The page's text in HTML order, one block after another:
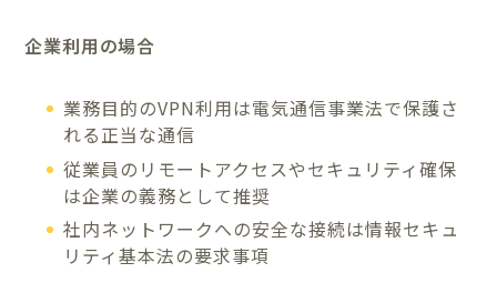
企業利用の場合
業務目的のVPN利用は電気通信事業法で保護さ
れる正当な通信
従業員のリモートアクセスやセキュリティ確保
は企業の義務として推奨
社内ネットワークへの安全な接続は情報セキュ
リティ基本法の要求事項